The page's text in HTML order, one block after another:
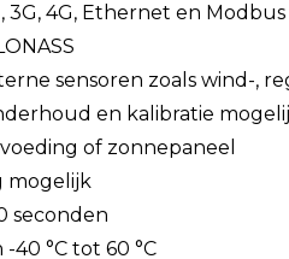
4G, Ethernet en Modbus
sensoren zoals wind-,
en kalibratie
of zonnepaneel
mogelijk
seconden
°C tot 60 °C